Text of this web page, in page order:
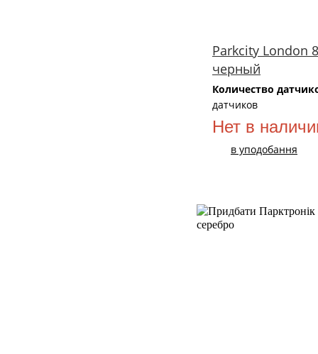
Parkcity London
черный
Количество
датчиков
Нет в
в уподобання